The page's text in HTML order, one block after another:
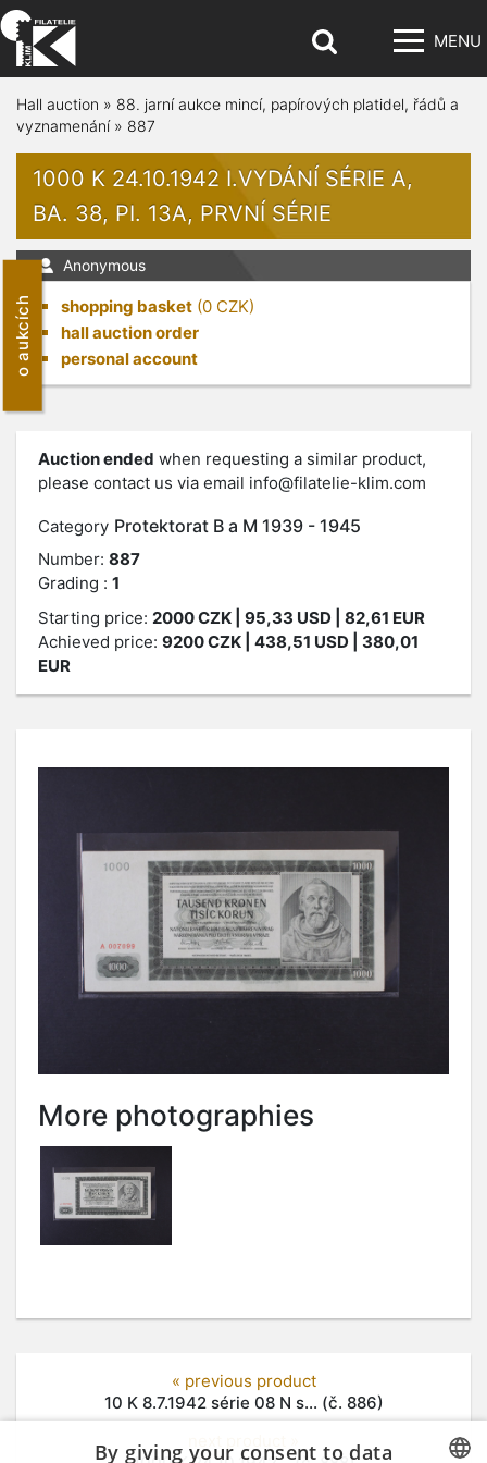
MENU
o aukcích
Hall auction » 88. jarní aukce mincí, papírových platidel, řádů a
vyznamenání» 887
1000 K 24.10.1942 I.VYDÁNÍ SÉRIE A,
BA. 38, PI. 13A, PRVNÍ SÉRIE
Anonymous
shopping basket (0 CZK)
hall auction order
personal account
Auction ended when requesting a similar product,
please contact us via email info@filatelie-klim.com
Category Protektorat B a M 1939 - 1945
Number: 887
Grading : 1
Starting price: 2000CZK | 95,33 USD | 82,61 EUR
Achieved price: 9200CZK | 438,51 USD | 380,01
EUR
More photographies
« previous product
10 K 8.7.1942 série 08 N s... (č. 886)
By giving your consent to data